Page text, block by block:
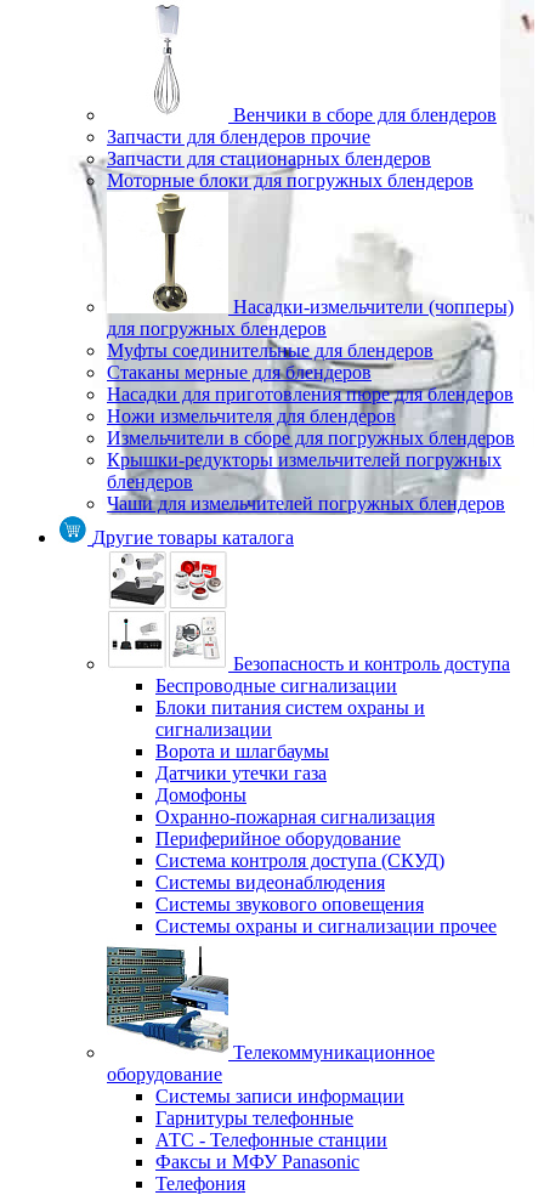
Венчики в сборе для блендеров
Запчасти для блендеров прочие
Запчасти для стационарных блендеров
Моторные блоки для погружных блендеров
Насадки-измельчители (чопперы)
для погружных блендеров
Муфты соединительные для блендеров
Стаканы мерные для блендеров
Насадки для приготовления пюре для блендеров
Ножи измельчителя для блендеров
Измельчители в сборе для погружных блендеров
Крышки-редукторы измельчителей погружных
блендеров
Чаши для измельчителей погружных блендеров
Другие товары каталога
Безопасность и контроль доступа
Беспроводные сигнализации
Блоки питания систем охраны и
сигнализации
Ворота и шлагбаумы
Датчики утечки газа
Домофоны
Охранно-пожарная сигнализация
Периферийное оборудование
Система контроля доступа (СКУД)
Системы видеонаблюдения
Системы звукового оповещения
Системы охраны и сигнализации прочее
Телекоммуникационное
оборудование
Системы записи информации
Гарнитуры телефонные
АТС - Телефонные станции
Факсы и МФУ Panasonic
Телефония